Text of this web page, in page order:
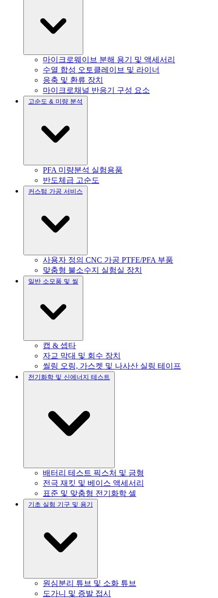
마이크로웨이브 분해 용기 및 액세서리
수열 합성 오토클레이브 및 라이너
응축 및 환류 장치
마이크로채널 반응기 구성 요소
고순도 & 미량 분석
PFA 미량분석 실험용품
반도체급 고순도
커스텀 가공 서비스
사용자 정의 CNC 가공 PTFE/PFA 부품
맞춤형 불소수지 실험실 장치
일반 소모품 및 씰
캡 & 셉타
자교 막대 및 회수 장치
씰링 오링, 가스켓 및 나사산 실링 테이프
전기화학 및 신에너지 테스트
배터리 테스트 픽스처 및 금형
전극 재킷 및 베이스 액세서리
표준 및 맞춤형 전기화학 셀
기초 실험 기구 및 용기
원심분리 튜브 및 소화 튜브
도가니 및 증발 접시